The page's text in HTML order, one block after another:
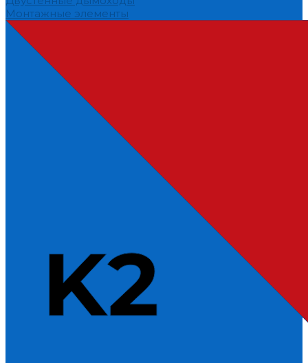
Монтажные элементы